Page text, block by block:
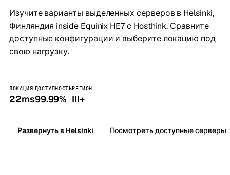
Изучите варианты выделенных серверов в Helsinki,
Финляндия inside Equinix HE7 с Hosthink. Сравните
доступные конфигурации и выберите локацию под
свою нагрузку.
ЛОКАЦИЯ
22ms
ДОСТУПНОСТЬ
99.99%
РЕГИОН
III+
Развернуть в Helsinki Посмотреть доступные серверы